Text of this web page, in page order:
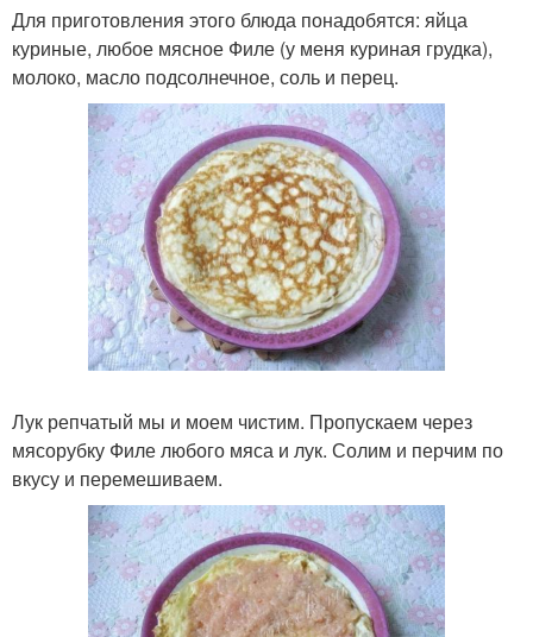
Для приготовления этого блюда понадобятся: яйца
куриные, любое мясное Филе (у меня куриная грудка),
молоко, масло подсолнечное, соль и перец.
Лук репчатый мы и моем чистим. Пропускаем через
мясорубку Филе любого мяса и лук. Солим и перчим по
вкусу и перемешиваем.